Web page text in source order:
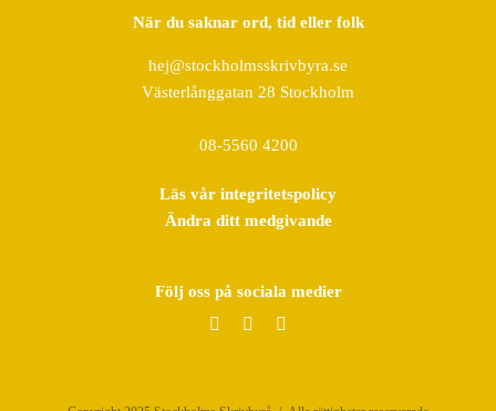
När du saknar ord, tid eller folk
hej@stockholmsskrivbyra.se
Västerlånggatan 28 Stockholm
08-5560 4200
Läs vår integritetspolicy
Ändra ditt medgivande
Följ oss på sociala medier